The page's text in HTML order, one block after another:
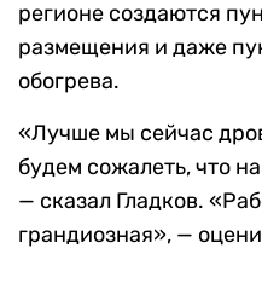
регионе создаются
размещения и даже
обогрева.
«Лучше мы сейчас
будем сожалеть, что
— сказал Гладков.
грандиозная», —